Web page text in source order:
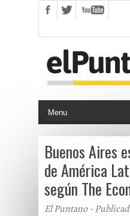
Buenos Aires
de América
según The
El Puntano -